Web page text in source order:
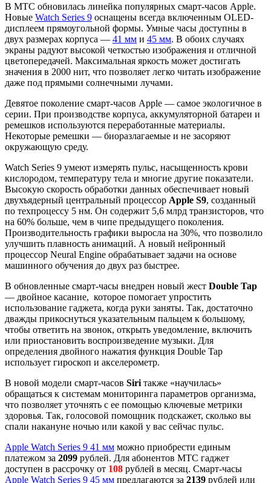
В МТС обновилась линейка популярных смарт-часов Apple.
Новые Watch Series 9 оснащены всегда включенным OLED-
дисплеем прямоугольной формы. Умные часы доступны в
двух размерах корпуса — 41 мм и 45 мм. В обоих случаях
экраны радуют высокой четкостью изображения и отличной
цветопередачей. Максимальная яркость может достигать
значения в 2000 нит, что позволяет легко читать изображение
даже под прямыми солнечными лучами.
Девятое поколение смарт-часов Apple — самое экологичное в
серии. При производстве корпуса, аккумуляторной батареи и
ремешков используются переработанные материалы.
Некоторые ремешки — биоразлагаемые и не засоряют
окружающую среду.
Watch Series 9 умеют измерять пульс, насыщенность крови
кислородом, температуру тела и многие другие показатели.
Высокую скорость обработки данных обеспечивает новый
двухъядерный центральный процессор Apple S9, созданный
по техпроцессу 5 нм. Он содержит 5,6 млрд транзисторов, что
на 60% больше, чем в чипе предыдущего поколения.
Производительность графики выросла на 30%, что позволило
улучшить плавность анимаций. А новый нейронный
процессор Neural Engine обрабатывает задачи на основе
машинного обучения до двух раз быстрее.
В обновленные смарт-часы внедрен новый жест Double Tap
— двойное касание, которое помогает упростить
использование гаджета, когда руки заняты. Так, достаточно
дважды прикоснуться указательным пальцем к большому,
чтобы ответить на звонок, открыть уведомление, включить
или приостановить воспроизведение музыки. Для
определения двойного нажатия функция Double Tap
использует гироскоп и акселерометр.
В новой модели смарт-часов Siri также «научилась»
обращаться к системам мониторинга параметров организма,
что позволяет уточнять с ее помощью ключевые метрики
здоровья. Так, голосовой помощник подскажет, сколько вы
спали накануне ночью или какой у вас сейчас пульс.
Apple Watch Series 9 41 мм можно приобрести единым
платежом за 2099 рублей. Для абонентов МТС гаджет
доступен в рассрочку от 108 рублей в месяц. Смарт-часы
Apple Watch Series 9 45 мм предлагаются за 2139 рублей или